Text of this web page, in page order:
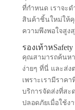
ที่กำหนด เราจะ
สินค้าชิ้นใหม่ให้
ความพึงพอใจสูง
รองเท้าห
คุณสามารถค้นหา
ง่ายๆ ที่นี่ และส่ง
เพราะเรามีราค
บริการจัดส่งที่สะ
ปลอดภัยเมื่อใช้ง